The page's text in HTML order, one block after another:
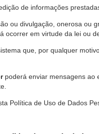
de informações
ou divulgação, onerosa ou
ocorrer em virtude da lei ou
que, por qualquer
poderá enviar mensagens ao
Política de Uso de Dados